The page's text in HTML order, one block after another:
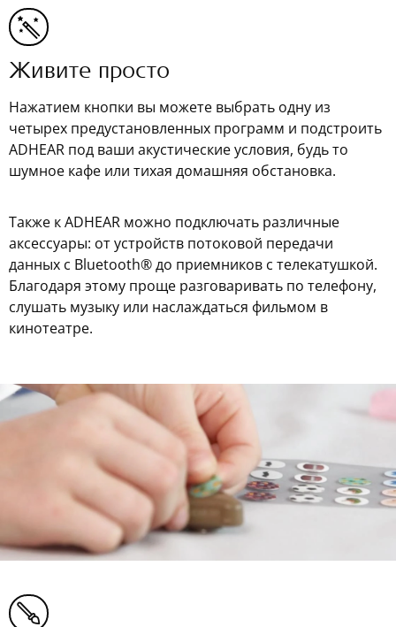
Живите просто
Нажатием кнопки вы можете выбрать одну из
четырех предустановленных программ и подстроить
ADHEAR под ваши акустические условия, будь то
шумное кафе или тихая домашняя обстановка.
Также к ADHEAR можно подключать различные
аксессуары: от устройств потоковой передачи
данных с Bluetooth® до приемников с телекатушкой.
Благодаря этому проще разговаривать по телефону,
слушать музыку или наслаждаться фильмом в
кинотеатре.